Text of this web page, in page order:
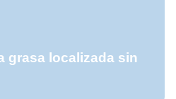
grasa localizada sin